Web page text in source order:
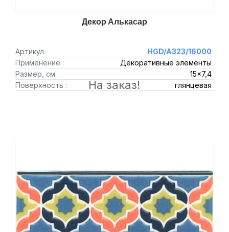
Декор Алькасар
Артикул
HGD/A323/16000
Применение :
Декоративные элементы
Размер, см :
15x7,4
Поверхность :
глянцевая
На заказ!